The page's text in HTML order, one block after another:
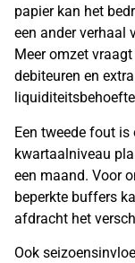
papier kan het
een ander verhaal
Meer omzet
debiteuren en
Een tweede fout
kwartaalniveau
een maand. Voor
beperkte buffers
afdracht het
Ook